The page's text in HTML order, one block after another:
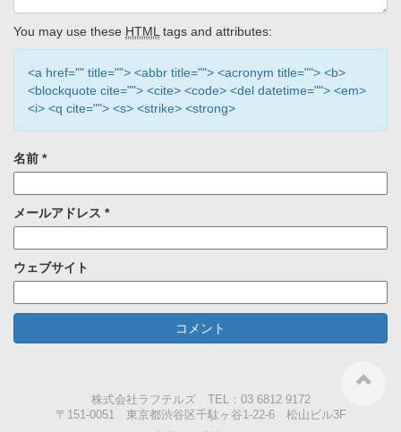
You may use these HTMLtags and attributes:
<a href="" title=""> <abbr title=""> <acronym title=""> <b>
<blockquote cite=""> <cite> <code> <del datetime=""> <em>
<i> <q cite=""> <s> <strike> <strong>
名前 *
メールアドレス *
ウェブサイト
株式会社ラフテルズ TEL：03 6812 9172
〒151-0051 東京都渋谷区千駄ヶ谷1-22-6 松山ビル3F